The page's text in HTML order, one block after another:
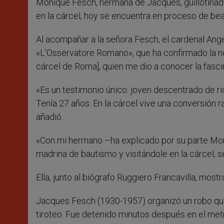
Monique Fesch, hermana de Jacques,
en la cárcel, hoy se encuentra en proceso de
Al acompañar a la señora Fesch, el cardenal
«L’Osservatore Romano», que ha confirmado la
cárcel de Roma], quien me dio a conocer la
«Es un testimonio único: joven descentrado de
Tenía 27 años. En la cárcel vive una conversión
añadió.
«Con mi hermano –ha explicado por su parte
madrina de bautismo y visitándole en la cárcel,
Ella, junto al biógrafo Ruggiero Francavilla,
Jacques Fesch (1930-1957) organizó un robo
tiroteo. Fue detenido minutos después en el